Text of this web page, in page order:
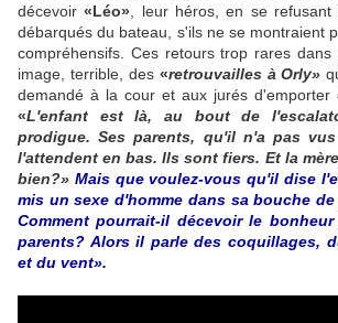
décevoir«Léo» , leur héros, en se
débarqués du bateau, s'ils ne se montraient
compréhensifs. Ces retours trop rares
image, terrible, des «retrouvailles à Orly»
demandé à la cour et aux jurés d'emporter
«L'enfant est là, au bout de
prodigue. Ses parents, qu'il n'a pas
l'attendent en bas. Ils sont fiers. Et la
bien?» Mais que voulez-vous qu'il dise
mis un sexe d'homme dans sa bouche
Comment pourrait-il décevoir le
parents? Alors il parle des coquillages,
et du vent».